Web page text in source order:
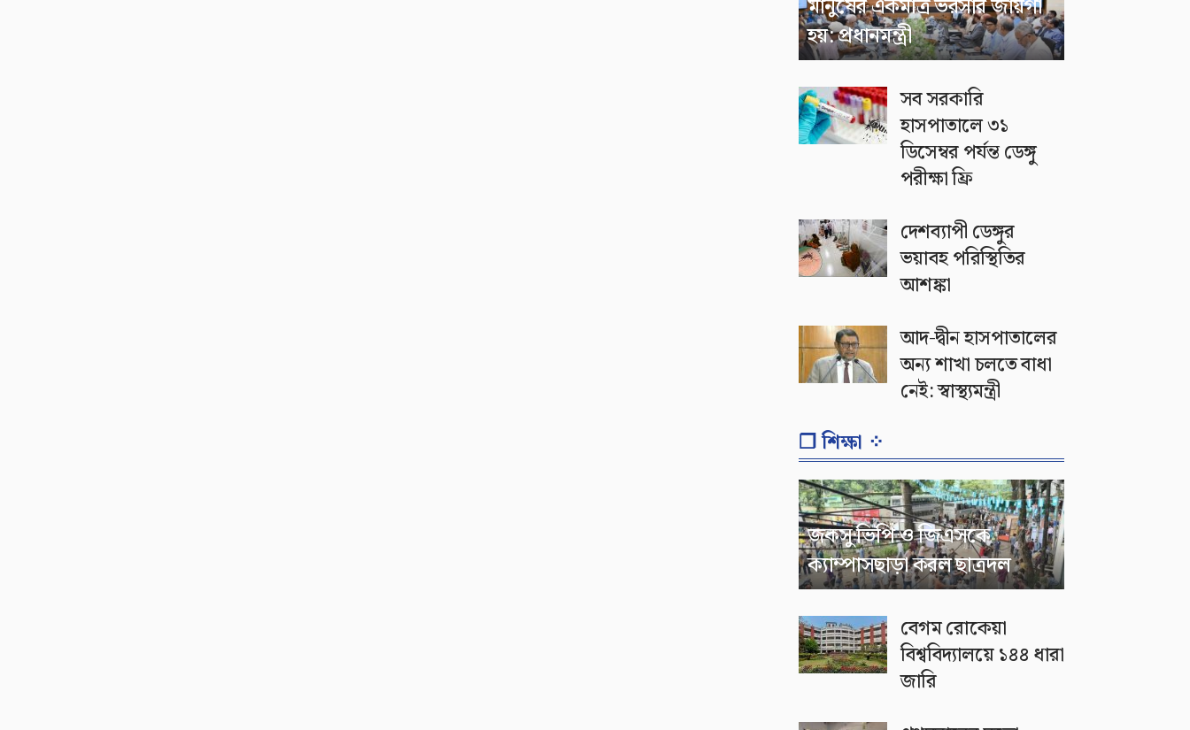
মানুষের একমাত্র ভরসার জায়গা
হয়: প্রধানমন্ত্রী
সব সরকারি
হাসপাতালে ৩১
ডিসেম্বর পর্যন্ত ডেঙ্গু
পরীক্ষা ফ্রি
দেশব্যাপী ডেঙ্গুর
ভয়াবহ পরিস্থিতির
আশঙ্কা
আদ-দ্বীন হাসপাতালের
অন্য শাখা চলতে বাধা
নেই: স্বাস্থ্যমন্ত্রী
❐ শিক্ষা ⁘
জকসু ভিপি ও জিএসকে
ক্যাম্পাসছাড়া করল ছাত্রদল
বেগম রোকেয়া
বিশ্ববিদ্যালয়ে ১৪৪ ধারা
জারি